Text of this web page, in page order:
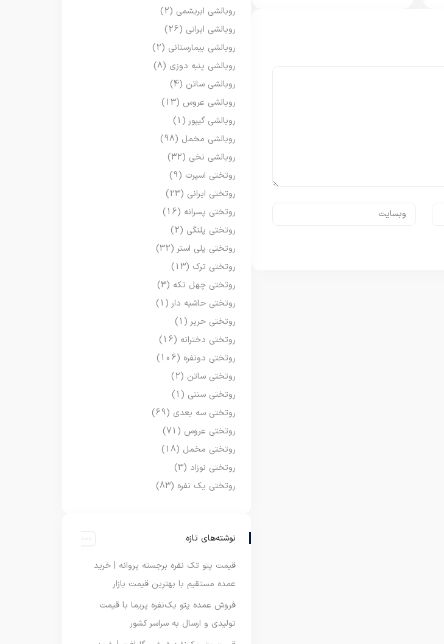
روبالشی ابریشمی (2)
روبالشی ایرانی (26)
روبالشی بیمارستانی (2)
روبالشی پنبه دوزی (8)
روبالشی ساتن (4)
روبالشی عروس (13)
روبالشی گیپور (1)
روبالشی مخمل (98)
روبالشی نخی (32)
روتختی اسپرت (9)
روتختی ایرانی (23)
روتختی پسرانه (16)
روتختی پلنگی (2)
روتختی پلی استر (32)
روتختی ترک (13)
روتختی چهل تکه (3)
روتختی حاشیه دار (1)
روتختی حریر (1)
روتختی دخترانه (16)
روتختی دونفره (106)
روتختی ساتن (2)
روتختی سنتی (1)
روتختی سه بعدی (69)
روتختی عروس (71)
روتختی مخمل (18)
روتختی نوزاد (3)
روتختی یک نفره (83)
نوشته‌های تازه
قیمت پتو تک نفره برجسته پروانه | خرید
عمده مستقیم با بهترین قیمت بازار
فروش عمده پتو یک‌نفره پریما با قیمت
تولیدی و ارسال به سراسر کشور